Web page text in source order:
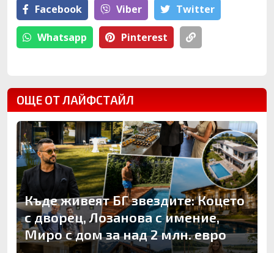
Facebook Viber Тwitter
Whatsapp Pinterest
ОЩЕ ОТ ЛАЙФСТАЙЛ
Къде живеят БГ звездите: Коцето
с дворец, Лозанова с имение,
Миро с дом за над 2 млн. евро